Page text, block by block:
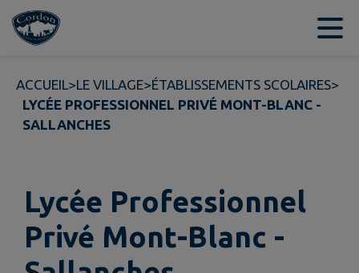
Contenu
ACCUEIL>LE VILLAGE>ÉTABLISSEMENTS SCOLAIRES>
LYCÉE PROFESSIONNEL PRIVÉ MONT-BLANC -
SALLANCHES
Lycée Professionnel
Privé Mont-Blanc -